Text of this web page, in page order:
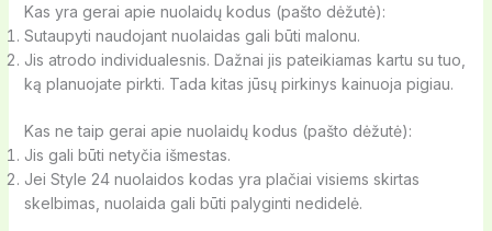
Kas yra gerai apie nuolaidų kodus (pašto dėžutė):
Sutaupyti naudojant nuolaidas gali būti malonu.
Jis atrodo individualesnis. Dažnai jis pateikiamas kartu su tuo,
ką planuojate pirkti. Tada kitas jūsų pirkinys kainuoja pigiau.
Kas ne taip gerai apie nuolaidų kodus (pašto dėžutė):
Jis gali būti netyčia išmestas.
Jei Style 24 nuolaidos kodas yra plačiai visiems skirtas
skelbimas, nuolaida gali būti palyginti nedidelė.